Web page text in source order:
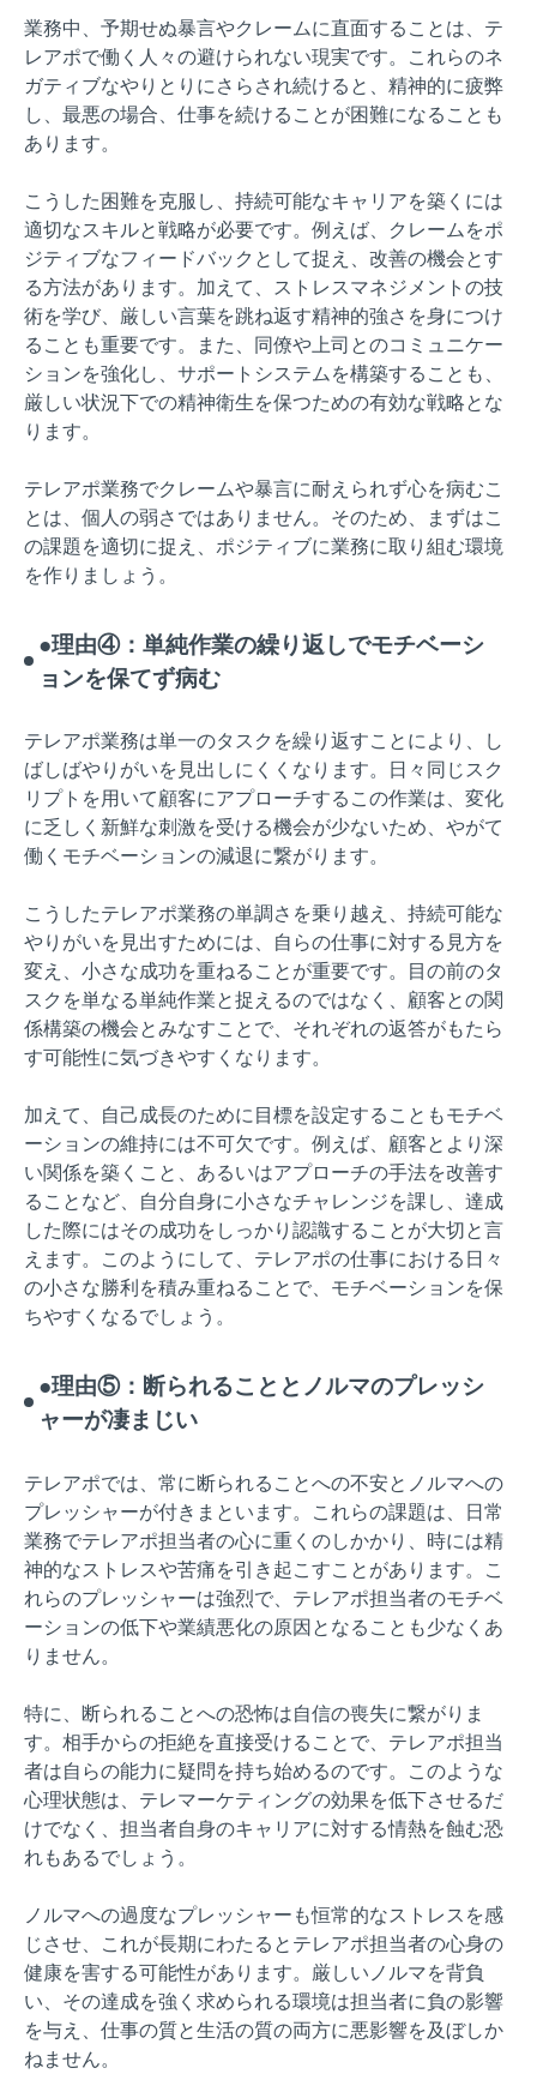
業務中、予期せぬ暴言やクレームに直面することは、テ
レアポで働く人々の避けられない現実です。これらのネ
ガティブなやりとりにさらされ続けると、精神的に疲弊
し、最悪の場合、仕事を続けることが困難になることも
あります。
こうした困難を克服し、持続可能なキャリアを築くには
適切なスキルと戦略が必要です。例えば、クレームをポ
ジティブなフィードバックとして捉え、改善の機会とす
る方法があります。加えて、ストレスマネジメントの技
術を学び、厳しい言葉を跳ね返す精神的強さを身につけ
ることも重要です。また、同僚や上司とのコミュニケー
ションを強化し、サポートシステムを構築することも、
厳しい状況下での精神衛生を保つための有効な戦略とな
ります。
テレアポ業務でクレームや暴言に耐えられず心を病むこ
とは、個人の弱さではありません。そのため、まずはこ
の課題を適切に捉え、ポジティブに業務に取り組む環境
を作りましょう。
●理由④：単純作業の繰り返しでモチベーシ
ョンを保てず病む
テレアポ業務は単一のタスクを繰り返すことにより、し
ばしばやりがいを見出しにくくなります。日々同じスク
リプトを用いて顧客にアプローチするこの作業は、変化
に乏しく新鮮な刺激を受ける機会が少ないため、やがて
働くモチベーションの減退に繋がります。
こうしたテレアポ業務の単調さを乗り越え、持続可能な
やりがいを見出すためには、自らの仕事に対する見方を
変え、小さな成功を重ねることが重要です。目の前のタ
スクを単なる単純作業と捉えるのではなく、顧客との関
係構築の機会とみなすことで、それぞれの返答がもたら
す可能性に気づきやすくなります。
加えて、自己成長のために目標を設定することもモチベ
ーションの維持には不可欠です。例えば、顧客とより深
い関係を築くこと、あるいはアプローチの手法を改善す
ることなど、自分自身に小さなチャレンジを課し、達成
した際にはその成功をしっかり認識することが大切と言
えます。このようにして、テレアポの仕事における日々
の小さな勝利を積み重ねることで、モチベーションを保
ちやすくなるでしょう。
●理由⑤：断られることとノルマのプレッシ
ャーが凄まじい
テレアポでは、常に断られることへの不安とノルマへの
プレッシャーが付きまといます。これらの課題は、日常
業務でテレアポ担当者の心に重くのしかかり、時には精
神的なストレスや苦痛を引き起こすことがあります。こ
れらのプレッシャーは強烈で、テレアポ担当者のモチベ
ーションの低下や業績悪化の原因となることも少なくあ
りません。
特に、断られることへの恐怖は自信の喪失に繋がりま
す。相手からの拒絶を直接受けることで、テレアポ担当
者は自らの能力に疑問を持ち始めるのです。このような
心理状態は、テレマーケティングの効果を低下させるだ
けでなく、担当者自身のキャリアに対する情熱を蝕む恐
れもあるでしょう。
ノルマへの過度なプレッシャーも恒常的なストレスを感
じさせ、これが長期にわたるとテレアポ担当者の心身の
健康を害する可能性があります。厳しいノルマを背負
い、その達成を強く求められる環境は担当者に負の影響
を与え、仕事の質と生活の質の両方に悪影響を及ぼしか
ねません。